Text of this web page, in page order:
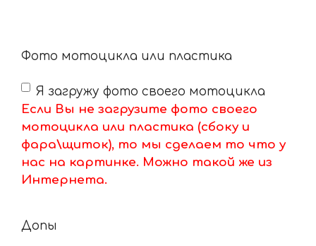
Фото мотоцикла или пластика
Я загружу фото своего мотоцикла
Если Вы не загрузите фото своего
мотоцикла или пластика (сбоку и
фара\щиток), то мы сделаем то что у
нас на картинке. Можно такой же из
Интернета.
Допы